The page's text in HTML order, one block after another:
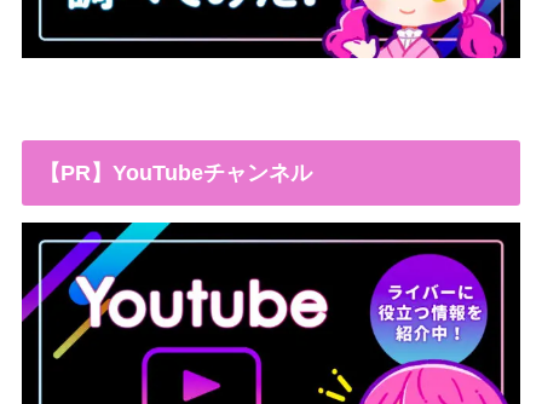
【PR】YouTubeチャンネル